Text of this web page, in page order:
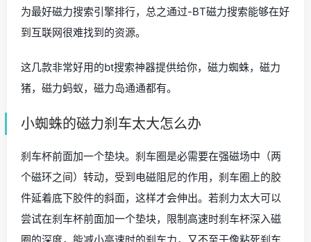
为最好磁力搜索引擎排行，总之通过-BT磁力搜索能够在好
到互联网很难找到的资源。
这几款非常好用的bt搜索神器提供给你，磁力蜘蛛，磁力
猪，磁力蚂蚁，磁力岛通通都有。
小蜘蛛的磁力刹车太大怎么办
刹车杯前面加一个垫块。刹车圈是必需要在强磁场中（两
个磁环之间）转动，受到电磁阻尼的作用，刹车圈上的胶
件延着底下胶件的斜面，这样才会伸出。若刹力太大可以
尝试在刹车杯前面加一个垫块，限制高速时刹车杯深入磁